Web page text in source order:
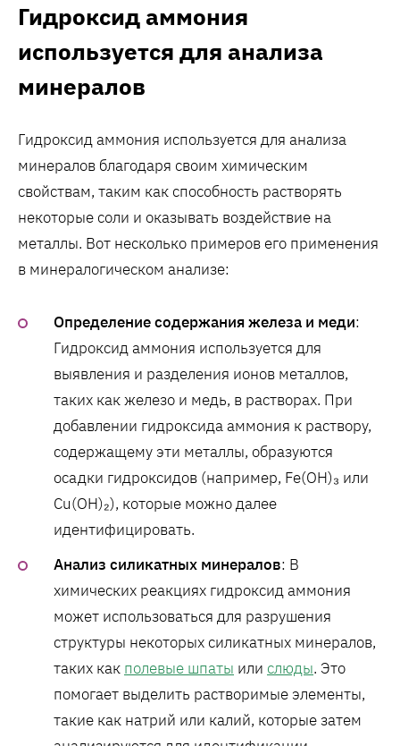
Гидроксид аммония
используется для анализа
минералов
Гидроксид аммония используется для анализа
минералов благодаря своим химическим
свойствам, таким как способность растворять
некоторые соли и оказывать воздействие на
металлы. Вот несколько примеров его применения
в минералогическом анализе:
Определение содержания железа и меди:
Гидроксид аммония используется для
выявления и разделения ионов металлов,
таких как железо и медь, в растворах. При
добавлении гидроксида аммония к раствору,
содержащему эти металлы, образуются
осадки гидроксидов (например, Fe(OH)₃ или
Cu(OH)₂), которые можно далее
идентифицировать.
Анализ силикатных минералов: В
химических реакциях гидроксид аммония
может использоваться для разрушения
структуры некоторых силикатных минералов,
таких как полевые шпаты или слюды. Это
помогает выделить растворимые элементы,
такие как натрий или калий, которые затем